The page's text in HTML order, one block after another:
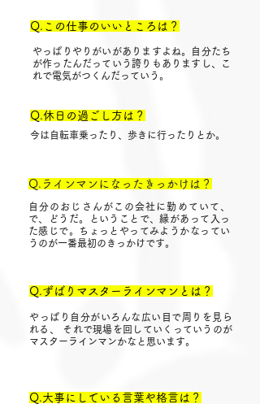
Q.ラインマンになったきっかけは？
自分のおじさんがこの会社に勤めていて、
で、どうだ。ということで、縁があって入っ
た感じで。ちょっとやってみようかなってい
うのが一番最初のきっかけです。
Q.この仕事のいいところは？
やっぱりやりがいがありますよね。自分たち
が作ったんだっていう誇りもありますし、こ
れで電気がつくんだっていう。
Q.ずばりマスターラインマンとは？
やっぱり自分がいろんな広い目で周りを見ら
れる、 それで現場を回していくっていうのが
マスターラインマンかなと思います。
Q.休日の過ごし方は？
今は自転車乗ったり、歩きに行ったりとか。
Q.大事にしている言葉や格言は？